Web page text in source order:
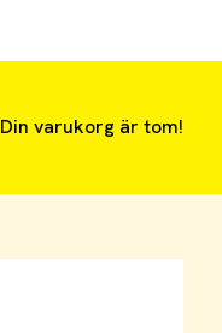
Din varukorg är tom!